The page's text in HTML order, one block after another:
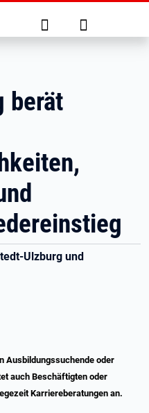
Suche Anmelden
berät
Ulzburg und
Ausbildungssuchende oder
auch Beschäftigten oder
Karriereberatungen an.